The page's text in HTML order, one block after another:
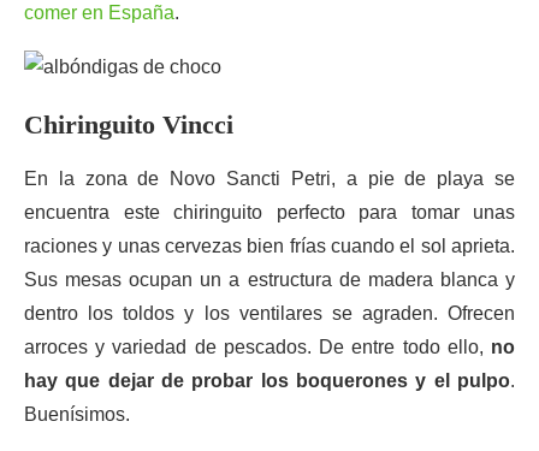
comer en España.
Chiringuito Vincci
En la zona de Novo Sancti Petri, a pie de playa se
encuentra este chiringuito perfecto para tomar unas
raciones y unas cervezas bien frías cuando el sol aprieta.
Sus mesas ocupan un a estructura de madera blanca y
dentro los toldos y los ventilares se agraden. Ofrecen
arroces y variedad de pescados. De entre todo ello, no
hay que dejar de probar los boquerones y el pulpo.
Buenísimos.